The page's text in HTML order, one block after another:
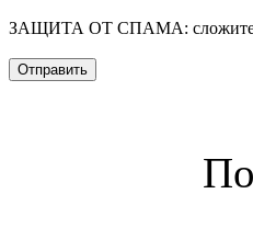
ЗАЩИТА ОТ СПАМА: сложите